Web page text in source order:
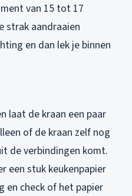
van 15 tot 17
strak aandraaien
en dan lek je binnen
laat de kraan een paar
of de kraan zelf nog
de verbindingen komt.
een stuk keukenpapier
en check of het papier